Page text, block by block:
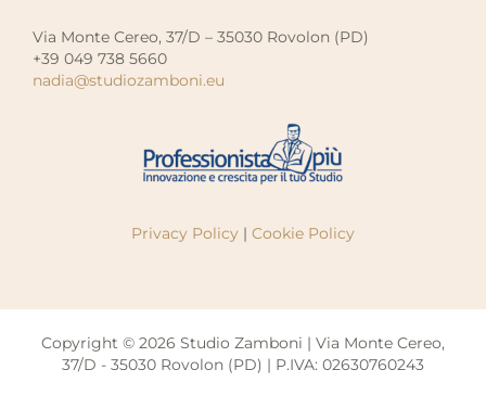
Via Monte Cereo, 37/D – 35030 Rovolon (PD)
+39 049 738 5660
nadia@studiozamboni.eu
Privacy Policy | Cookie Policy
Copyright © 2026 Studio Zamboni | Via Monte Cereo,
37/D - 35030 Rovolon (PD) | P.IVA: 02630760243